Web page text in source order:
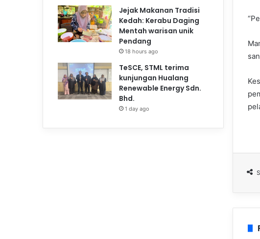
Jejak Makanan Tradisi
Kedah: Kerabu Daging
Mentah warisan unik
Pendang
18 hours ago
TeSCE, STML terima
kunjungan Hualang
Renewable Energy Sdn.
Bhd.
1 day ago